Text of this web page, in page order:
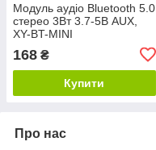
Модуль аудіо Bluetooth 5.0
стерео 3Вт 3.7-5В AUX,
XY-BT-MINI
168 ₴
Купити
Про нас